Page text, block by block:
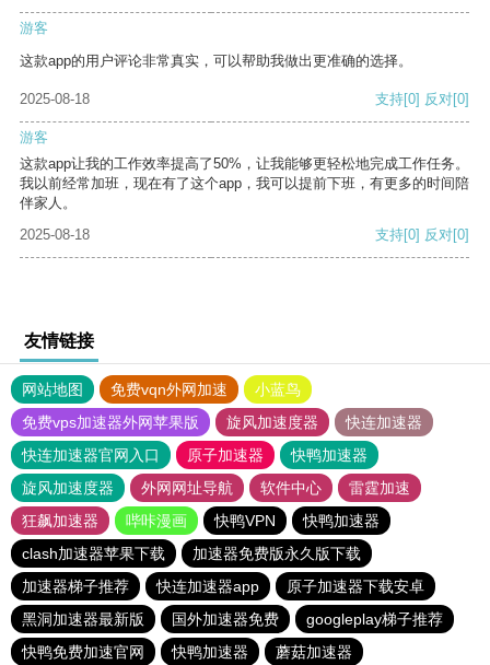
游客
这款app的用户评论非常真实，可以帮助我做出更准确的选择。
2025-08-18 支持[0] 反对[0]
游客
这款app让我的工作效率提高了50%，让我能够更轻松地完成工作任务。
我以前经常加班，现在有了这个app，我可以提前下班，有更多的时间陪
伴家人。
2025-08-18
支持[0] 反对[0]
友情链接
网站地图 免费vqn外网加速
小蓝鸟
免费vps加速器外网苹果版
旋风加速度器
快连加速器
快连加速器官网入口
原子加速器
快鸭加速器
旋风加速度器
外网网址导航 软件中心
雷霆加速
狂飙加速器
哔咔漫画 快鸭VPN
快鸭加速器
clash加速器苹果下载
加速器免费版永久版下载
加速器梯子推荐
快连加速器app
原子加速器下载安卓
黑洞加速器最新版
国外加速器免费
googleplay梯子推荐
快鸭免费加速官网
快鸭加速器 蘑菇加速器